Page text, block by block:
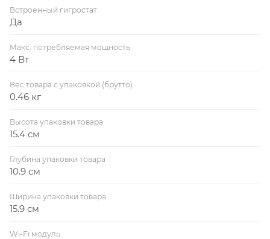
Встроенный гигростат
Да
Макс. потребляемая мощность
4 Вт
Вес товара с упаковкой (брутто)
0.46 кг
Высота упаковки товара
15.4 см
Глубина упаковки товара
10.9 см
Ширина упаковки товара
15.9 см
Wi-Fi модуль